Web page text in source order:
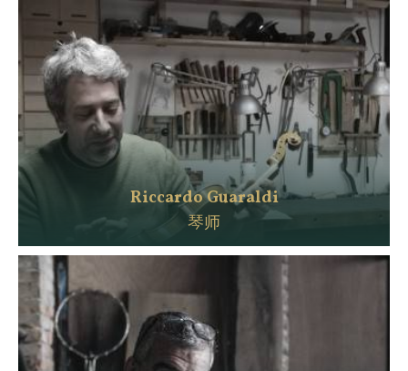
Riccardo Guaraldi
琴师